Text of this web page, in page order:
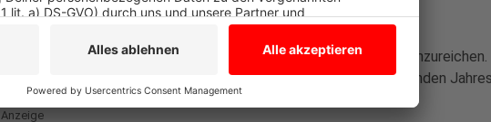
Bis zum 31. Juli 2025 habt ihr Zeit, eure Steuerklärung für 2024 einzureichen.
Steuerberater:in habt, habt ihr sogar bis zum 30. April des kommenden
Anzeige